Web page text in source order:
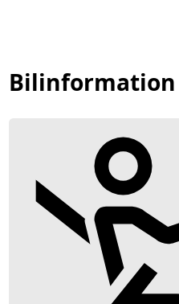
Bilinformation